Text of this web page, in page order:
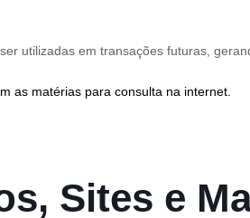
utilizadas em transações futuras,
as matérias para consulta na internet.
Sites e